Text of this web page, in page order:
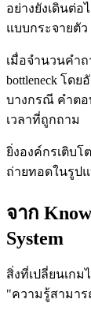
อย่างยังเดินต่
แบบกระจายตั
เมื่อจำนวนคำ
bottleneck โด
บางกรณี คำตอ
เวลาที่ถูกถาม
ยิ่งองค์กรเติบ
ถ่ายทอดในรูป
จาก
System
สิ่งที่เปลี่ยนเก
"ความรู้สามาร